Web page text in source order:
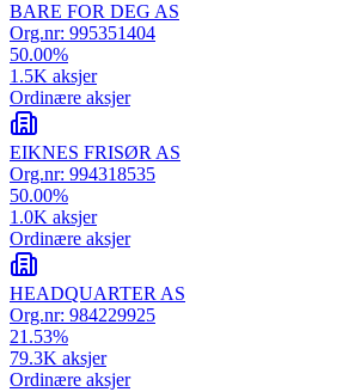
BARE FOR DEG AS
Org.nr: 995351404
50.00%
1.5K aksjer
Ordinære aksjer
EIKNES FRISØR AS
Org.nr: 994318535
50.00%
1.0K aksjer
Ordinære aksjer
HEADQUARTER AS
Org.nr: 984229925
21.53%
79.3K aksjer
Ordinære aksjer